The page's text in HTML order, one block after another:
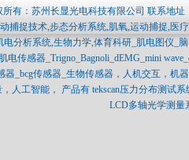
所有：苏州长显光电科技有限公司 联系地
捕捉技术,步态分析系统,肌氧,运动捕捉,医
分析系统,生物力学,体育科研_肌电图仪_
电传感器_Trigno_Bagnoli_dEMG_mini
器_bcg传感器_生物传感器，人机交互，
人工智能， 产品有 tekscan压力分布测试
LCD多轴光学测量